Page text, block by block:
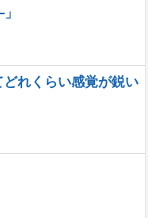
どれくらい感覚が鋭い